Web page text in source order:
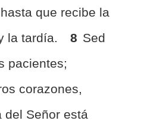
que recibe la
la tardía.
8 Sed
pacientes;
corazones,
del Señor está